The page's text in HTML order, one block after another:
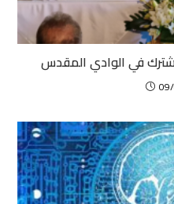
في الوادي المقدس